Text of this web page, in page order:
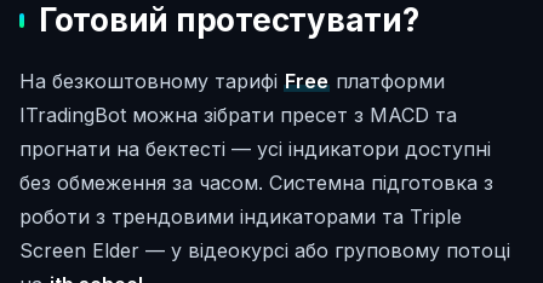
Готовий протестувати?
На безкоштовному тарифі Freeплатформи
ITradingBot можна зібрати пресет з MACD та
прогнати на бектесті — усі індикатори доступні
без обмеження за часом. Системна підготовка з
роботи з трендовими індикаторами та Triple
Screen Elder — у відеокурсі або груповому потоці